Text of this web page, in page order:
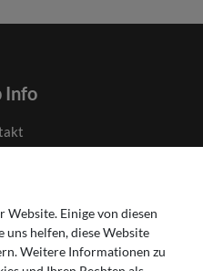
Info
Einige von diesen
uns helfen, diese Website
Weitere Informationen zu